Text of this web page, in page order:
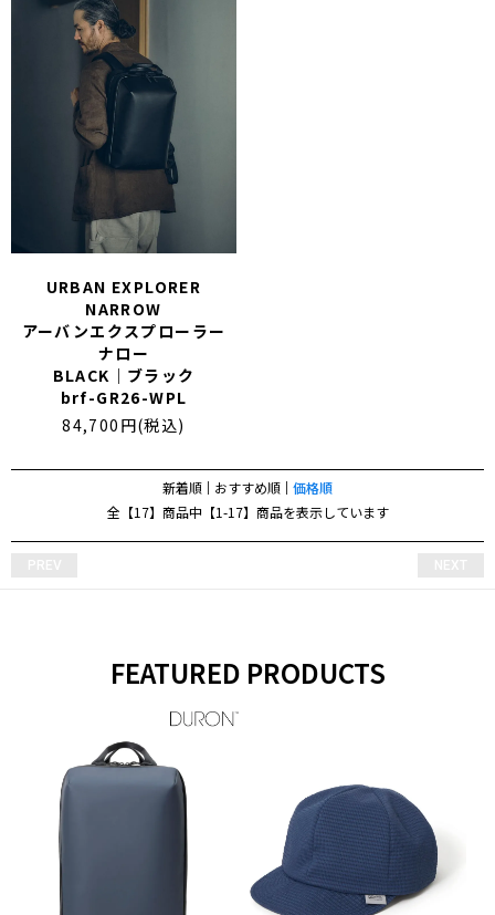
URBAN EXPLORER
NARROW
アーバンエクスプローラー
ナロー
BLACK｜ブラック
brf-GR26-WPL
84,700円(税込)
新着順 おすすめ順 価格順
全【17】商品中【1-17】商品を表示しています
FEATURED PRODUCTS